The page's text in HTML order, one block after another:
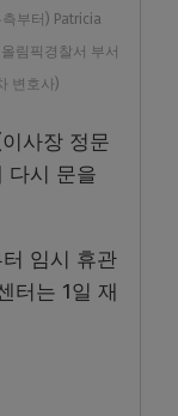
부터) Patricia
림픽경찰서 부서
변호사)
사장 정문
다시 문을
임시 휴관
터는 1일 재